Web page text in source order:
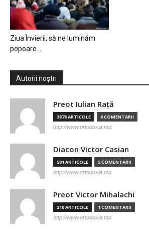
Ziua Învierii, să ne luminăm
popoare…
Autorii noștri
Preot Iulian Raţă
3878 ARTICOLE 6 COMENTARII
http://www.ortodoxia.md
Diacon Victor Casian
581 ARTICOLE 5 COMENTARII
http://www.ortodoxia.md
Preot Victor Mihalachi
210 ARTICOLE 1 COMENTARII
http://www.ortodoxia.md